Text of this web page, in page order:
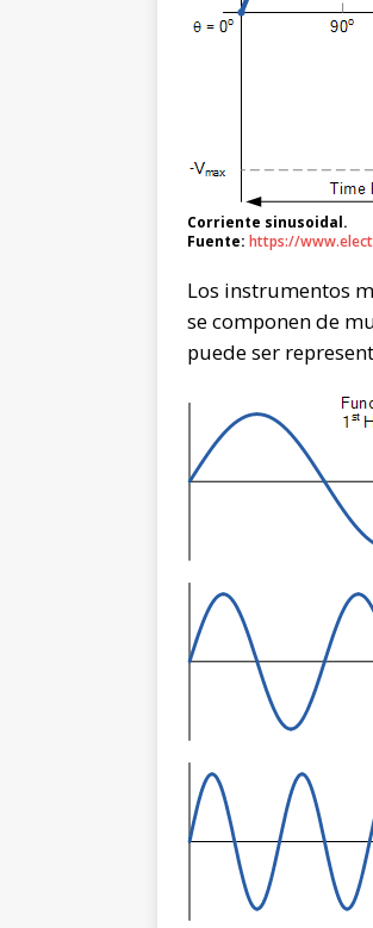
Corriente sinusoidal.
Fuente: https://
Los instrumentos
se componen de
puede ser